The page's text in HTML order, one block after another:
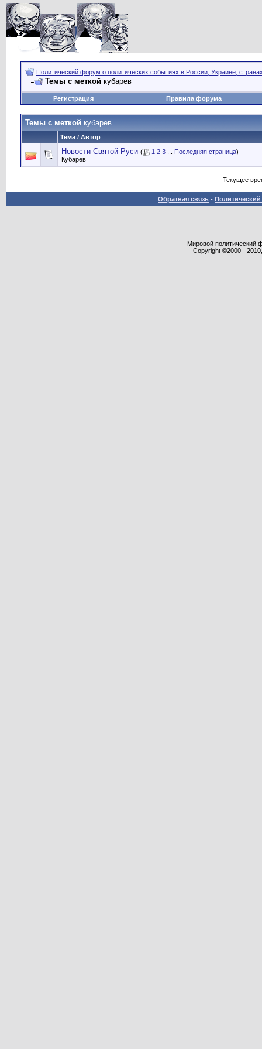
Политический форум о политических событиях в России, Украине,
Темы с меткой кубарев
Регистрация Правила форума
Темы с меткой кубарев
Тема / Автор
Новости Святой Руси ( 1 2 3 Последняя страница)
Кубарев
Текущее
Обратная связь -
Мировой политический
Copyright ©2000 -